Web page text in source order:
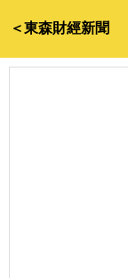
＜東森財經新聞